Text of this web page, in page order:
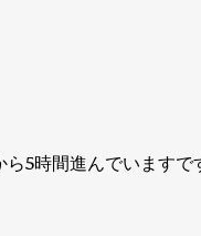
5時間進んでいますで